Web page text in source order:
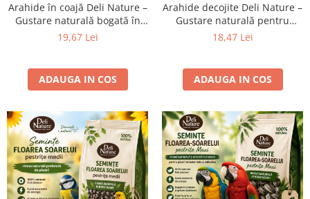
Arahide în coajă Deli Nature –
Gustare naturală bogată în
energie
19,67 Lei
ADAUGA IN COS
Arahide decojite Deli Nature –
Gustare naturală pentru
păsări și rozătoare
18,47 Lei
ADAUGA IN COS